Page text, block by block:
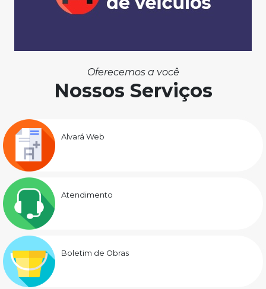
Oferecemos a você
Nossos Serviços
Alvará Web
Atendimento
Boletim de Obras